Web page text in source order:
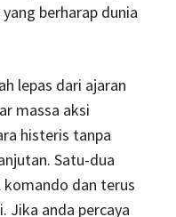
berharap dunia
lepas dari ajaran
massa aksi
histeris tanpa
Satu-dua
dan terus
Jika anda percaya